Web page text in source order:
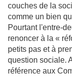
couches de la
comme un bien
Pourtant l'entre-
renoncer à la «
petits pas et à
question sociale.
référence aux